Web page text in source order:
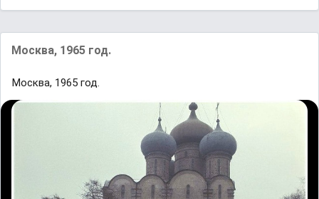
Mocквa, 1965 год.
Mocквa, 1965 год.